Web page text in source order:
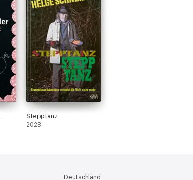
Stepptanz
2023
Deutschland